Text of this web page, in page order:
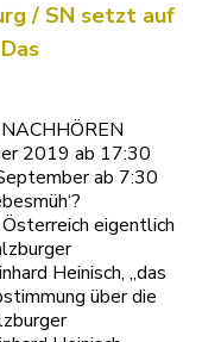
auf
ab 17:30 Uhr
ab 7:30 Uhr):
„Wahlkämpfe
relativ wenig“,
Reinhard
eine Abstimmung
Salzburger
Heinisch analysiert